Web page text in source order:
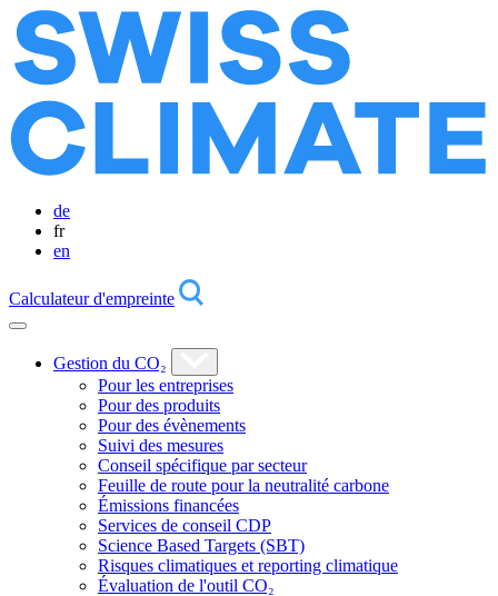
de
fr
en
Calculateur d'empreinte
Gestion du CO₂
Pour les entreprises
Pour des produits
Pour des évènements
Suivi des mesures
Conseil spécifique par secteur
Feuille de route pour la neutralité carbone
Émissions financées
Services de conseil CDP
Science Based Targets (SBT)
Risques climatiques et reporting climatique
Évaluation de l'outil CO₂